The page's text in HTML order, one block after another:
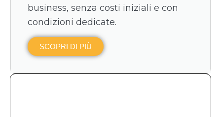
business, senza costi iniziali e con
condizioni dedicate.
SCOPRI DI PIÙ